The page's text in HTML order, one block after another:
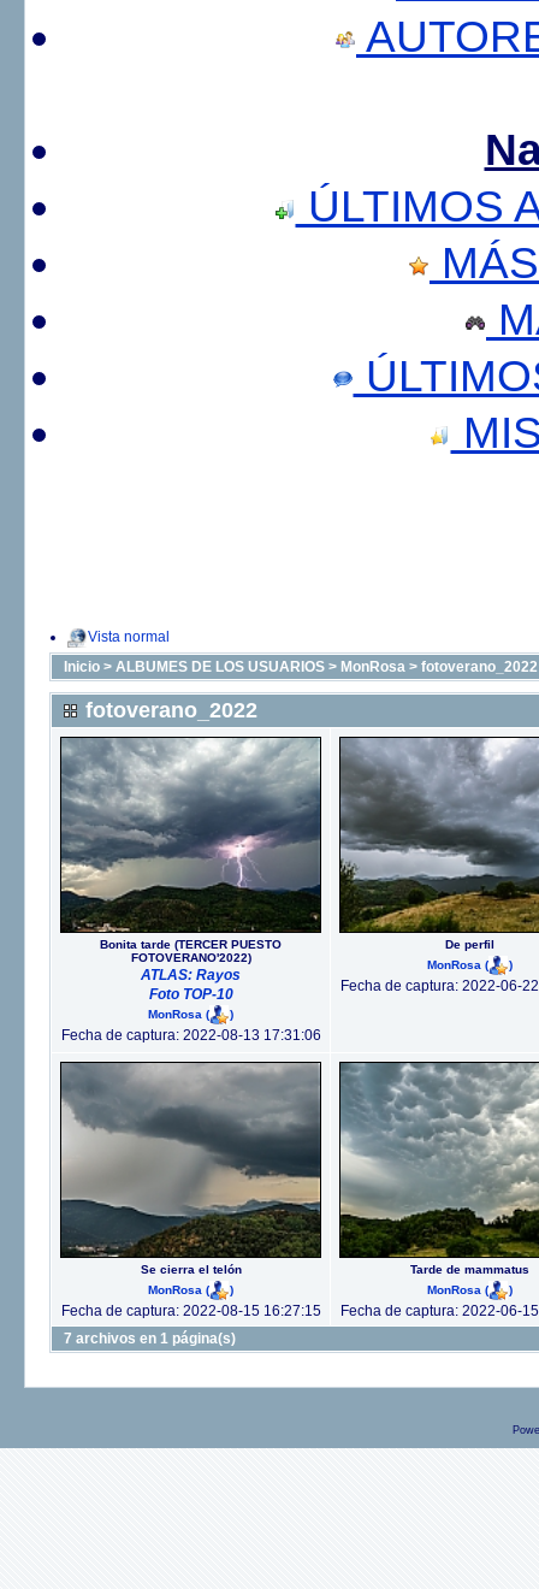
ÚLTIMOS
Vista normal
Inicio > ALBUMES DE LOS USUARIOS > MonRosa > fotoverano_2022
fotoverano_2022
Bonita tarde (TERCER PUESTO
FOTOVERANO'2022)
ATLAS: Rayos
Foto TOP-10
MonRosa ( )
Fecha de captura: 2022-08-13 17:31:06
De perfil
MonRosa ( )
Fecha de captura: 2022-06-
Se cierra el telón
MonRosa ( )
Fecha de captura: 2022-08-15 16:27:15
Tarde de mammatus
MonRosa ( )
Fecha de captura: 2022-06-
7 archivos en 1 página(s)